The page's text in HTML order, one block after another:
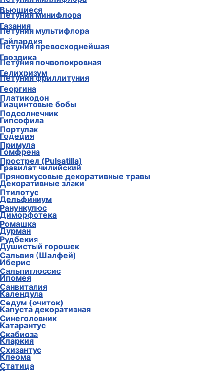
Петуния минифлора
Петуния мультифлора
Петуния превосходнейшая
Петуния почвопокровная
Петуния фриллитуния
Платикодон
Подсолнечник
Портулак
Примула
Прострел (Pulsatilla)
Пряновкусовые декоративные травы
Птилотус
Ранункулюс
Ромашка
Рудбекия
Сальвия (Шалфей)
Сальпиглоссис
Санвиталия
Седум (очиток)
Синеголовник
Скабиоза
Схизантус
Статица
Вьющиеся
Газания
Гайлардия
Гвоздика
Гелихризум
Георгина
Гиацинтовые бобы
Гипсофила
Годеция
Гомфрена
Гравилат чилийский
Декоративные злаки
Дельфиниум
Диморфотека
Дурман
Душистый горошек
Иберис
Ипомея
Календула
Капуста декоративная
Катарантус
Кларкия
Клеома